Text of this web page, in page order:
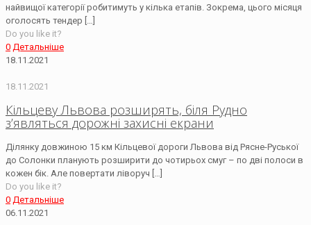
найвищої категорії робитимуть у кілька етапів. Зокрема, цього місяця
оголосять тендер
Do you like it?
0 Детальніше
18.11.2021
18.11.2021
Кільцеву Львова розширять, біля Рудно
з’являться дорожні захисні екрани
Ділянку довжиною 15 км Кільцевої дороги Львова від Рясне-Руської
до Солонки планують розширити до чотирьох смуг – по дві полоси в
кожен бік. Але повертати ліворуч […]
Do you like it?
0 Детальніше
06.11.2021